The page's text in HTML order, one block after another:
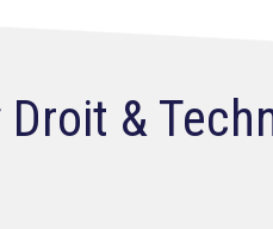
Droit &